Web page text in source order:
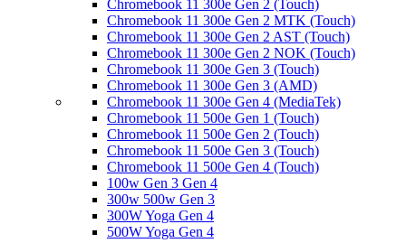
Chromebook 11 300e Gen 2 (Touch)
Chromebook 11 300e Gen 2 MTK (Touch)
Chromebook 11 300e Gen 2 AST (Touch)
Chromebook 11 300e Gen 2 NOK (Touch)
Chromebook 11 300e Gen 3 (Touch)
Chromebook 11 300e Gen 3 (AMD)
Chromebook 11 300e Gen 4 (MediaTek)
Chromebook 11 500e Gen 1 (Touch)
Chromebook 11 500e Gen 2 (Touch)
Chromebook 11 500e Gen 3 (Touch)
Chromebook 11 500e Gen 4 (Touch)
100w Gen 3 Gen 4
300w 500w Gen 3
300W Yoga Gen 4
500W Yoga Gen 4